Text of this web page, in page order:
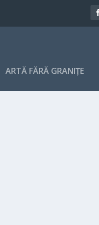
ARTĂ FĂRĂ GRANIȚE